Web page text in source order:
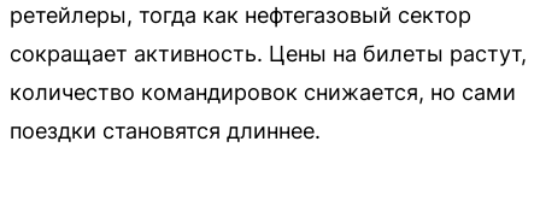
ретейлеры, тогда как нефтегазовый сектор
сокращает активность. Цены на билеты растут,
количество командировок снижается, но сами
поездки становятся длиннее.